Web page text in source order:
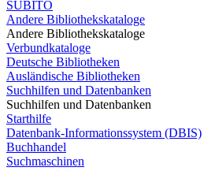
SUBITO
Andere Bibliothekskataloge
Andere Bibliothekskataloge
Verbundkataloge
Deutsche Bibliotheken
Ausländische Bibliotheken
Suchhilfen und Datenbanken
Suchhilfen und Datenbanken
Starthilfe
Datenbank-Informationssystem (DBIS)
Buchhandel
Suchmaschinen